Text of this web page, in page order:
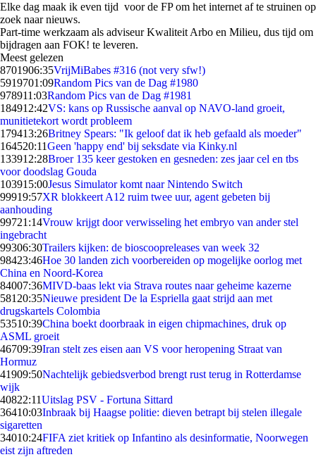
Elke dag maak ik even tijd voor de FP om het internet af te struinen op
zoek naar nieuws.
Part-time werkzaam als adviseur Kwaliteit Arbo en Milieu, dus tijd om
bijdragen aan FOK! te leveren.
Meest gelezen
8701906:35VrijMiBabes #316 (not very sfw!)
5919701:09Random Pics van de Dag #1980
978911:03Random Pics van de Dag #1981
184912:42VS: kans op Russische aanval op NAVO-land groeit,
munitietekort wordt probleem
179413:26Britney Spears: "Ik geloof dat ik heb gefaald als moeder"
164520:11Geen 'happy end' bij seksdate via Kinky.nl
133912:28Broer 135 keer gestoken en gesneden: zes jaar cel en tbs
voor doodslag Gouda
103915:00Jesus Simulator komt naar Nintendo Switch
99919:57XR blokkeert A12 ruim twee uur, agent gebeten bij
aanhouding
99721:14Vrouw krijgt door verwisseling het embryo van ander stel
ingebracht
99306:30Trailers kijken: de bioscoopreleases van week 32
98423:46Hoe 30 landen zich voorbereiden op mogelijke oorlog met
China en Noord-Korea
84007:36MIVD-baas lekt via Strava routes naar geheime kazerne
581 20:35Nieuwe president De la Espriella gaat strijd aan met
drugskartels Colombia
53510:39China boekt doorbraak in eigen chipmachines, druk op
ASML groeit
46709:39Iran stelt zes eisen aan VS voor heropening Straat van
Hormuz
41909:50Nachtelijk gebiedsverbod brengt rust terug in Rotterdamse
wijk
40822:11Uitslag PSV - Fortuna Sittard
36410:03Inbraak bij Haagse politie: dieven betrapt bij stelen illegale
sigaretten
34010:24FIFA ziet kritiek op Infantino als desinformatie, Noorwegen
eist zijn aftreden